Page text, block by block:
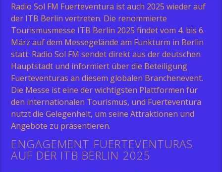
Radio Sol FM Fuerteventura ist auch 2025 wieder auf
der ITB Berlin vertreten. Die renommierte
Tourismusmesse ITB Berlin 2025 findet vom 4. bis 6.
März auf dem Messegelände am Funkturm in Berlin
statt. Radio Sol FM sendet direkt aus der deutschen
Hauptstadt und informiert über die Beteiligung
Fuerteventuras an diesem globalen Branchenevent.
Die Messe ist eine der wichtigsten Plattformen für
den internationalen Tourismus, und Fuerteventura
nutzt die Gelegenheit, um seine Attraktionen und
Angebote zu präsentieren.
ENGAGEMENT FUERTEVENTURAS
AUF DER ITB BERLIN 2025